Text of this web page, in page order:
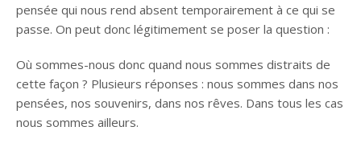
pensée qui nous rend absent temporairement à ce qui se
passe. On peut donc légitimement se poser la question :
Où sommes-nous donc quand nous sommes distraits de
cette façon ? Plusieurs réponses : nous sommes dans nos
pensées, nos souvenirs, dans nos rêves. Dans tous les cas
nous sommes ailleurs.